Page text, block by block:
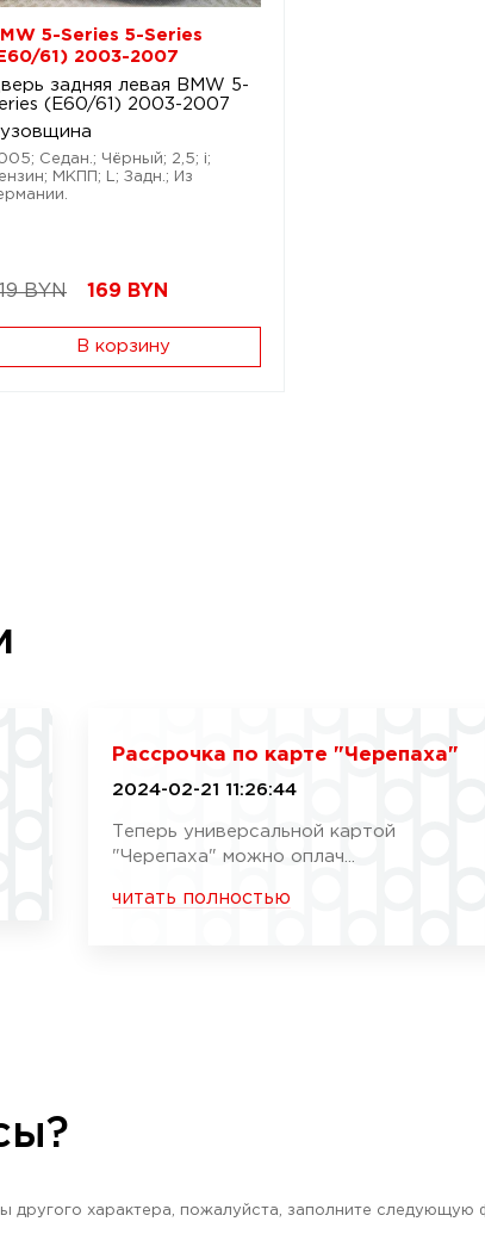
5-Series 5-Series
61) 2003-2007
задняя левая BMW 5-
(E60/61) 2003-2007
Седан.; Чёрный; 2,5; i;
МКПП; L; Задн.; Из
BYN 169 BYN
В корзину
Рассрочка по карте "Черепаха"
2024-02-21 11:26:44
Теперь универсальной картой
"Черепаха" можно оплач...
читать полностью
другого характера, пожалуйста, заполните следующую